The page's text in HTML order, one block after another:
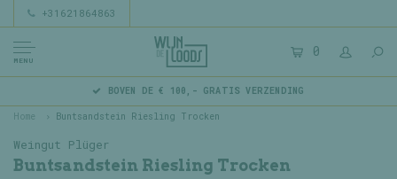
+31621864863
MENU
0
BOVEN DE € 100,- GRATIS VERZENDING
Home Buntsandstein Riesling Trocken
Weingut Plüger
Buntsandstein Riesling Trocken